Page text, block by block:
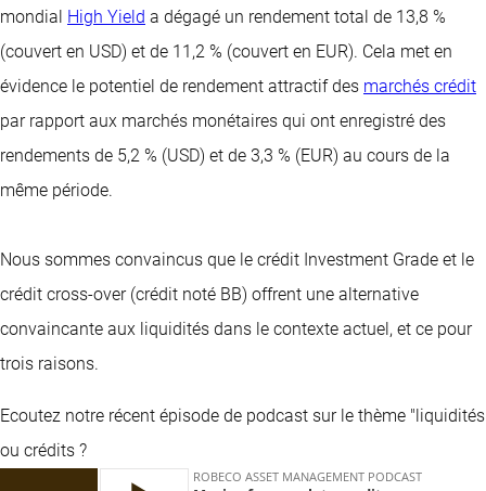
mondial High Yield a dégagé un rendement total de 13,8 %
(couvert en USD) et de 11,2 % (couvert en EUR). Cela met en
évidence le potentiel de rendement attractif des marchés crédit
par rapport aux marchés monétaires qui ont enregistré des
rendements de 5,2 % (USD) et de 3,3 % (EUR) au cours de la
même période.
Nous sommes convaincus que le crédit Investment Grade et le
crédit cross-over (crédit noté BB) offrent une alternative
convaincante aux liquidités dans le contexte actuel, et ce pour
trois raisons.
Ecoutez notre récent épisode de podcast sur le thème "liquidités
ou crédits ?